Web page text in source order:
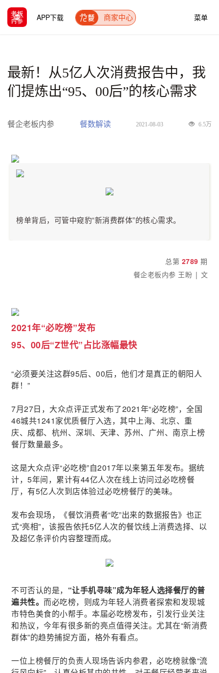
菜单
APP下载 商家中心
最新！从5亿人次消费报告中，我
们提炼出“95、00后”的核心需求
餐企老板内参 餐数解读 2021-08-03 6.5万
榜单背后，可管中窥豹“新消费群体”的核心需求。
总第 2789期
餐企老板内参 王盼 | 文
2021年“必吃榜”发布
95、00后“Z世代”占比涨幅最快
“必须要关注这群95后、00后，他们才是真正的朝阳人
群！”
7月27日，大众点评正式发布了2021年“必吃榜”，全国
46城共1241家优质餐厅入选，其中上海、北京、重
庆、成都、杭州、深圳、天津、苏州、广州、南京上榜
餐厅数量最多。
这是大众点评“必吃榜”自2017年以来第五年发布。据统
计，5年间，累计有44亿人次在线上访问过必吃榜餐
厅，有5亿人次到店体验过必吃榜餐厅的美味。
发布会现场，《餐饮消费者“吃”出来的数据报告》也正
式“亮相”，该报告依托5亿人次的餐饮线上消费选择、以
及超亿条评价内容整理而成。
不可否认的是， “让手机寻味”成为年轻人选择餐厅的普
遍共性。 而必吃榜，则成为年轻人消费者探索和发现城
市特色美食的小帮手。本届必吃榜发布，引发行业关注
和热议，今年有很多新的亮点值得关注。尤其在“新消费
群体”的趋势捕捉方面，格外有看点。
一位上榜餐厅的负责人现场告诉内参君，必吃榜就像“流